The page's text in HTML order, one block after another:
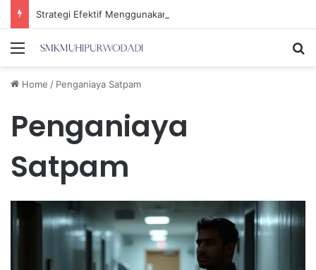
Menu
Home / Penganiaya Satpam
Penganiaya
Satpam